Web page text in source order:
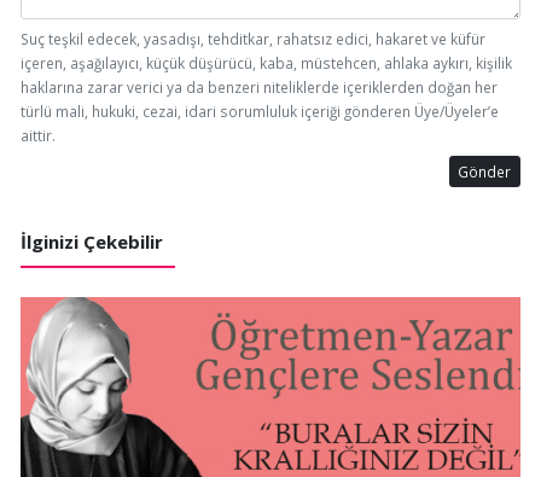
Suç teşkil edecek, yasadışı, tehditkar, rahatsız edici, hakaret ve küfür
içeren, aşağılayıcı, küçük düşürücü, kaba, müstehcen, ahlaka aykırı, kişilik
haklarına zarar verici ya da benzeri niteliklerde içeriklerden doğan her
türlü mali, hukuki, cezai, idari sorumluluk içeriği gönderen Üye/Üyeler’e
aittir.
Gönder
İlginizi Çekebilir